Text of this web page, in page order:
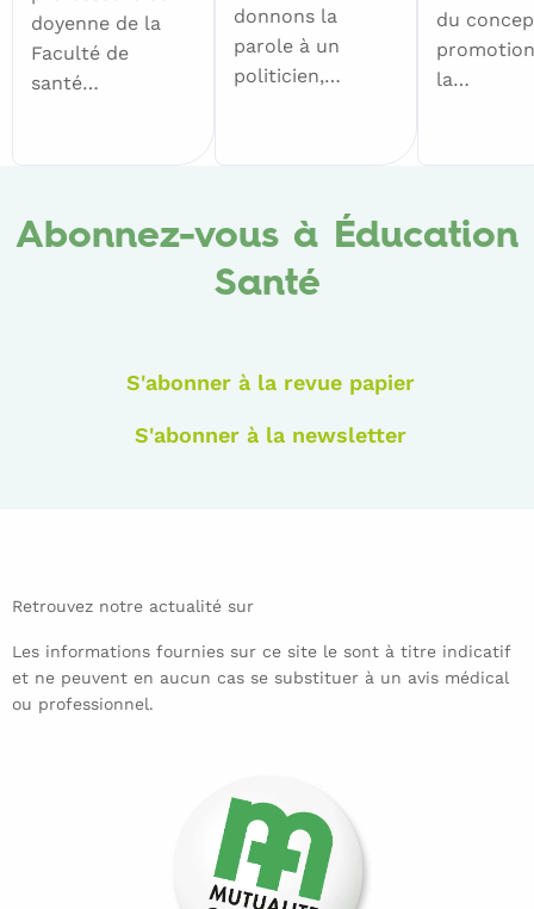
doyenne de la
Faculté de
santé…
donnons la
parole à un
politicien,…
du
la…
Abonnez-vous à Éducation
Santé
S'abonner à la revue papier
S'abonner à la newsletter
Retrouvez notre actualité sur
Les informations fournies sur ce site le sont à titre indicatif
et ne peuvent en aucun cas se substituer à un avis médical
ou professionnel.